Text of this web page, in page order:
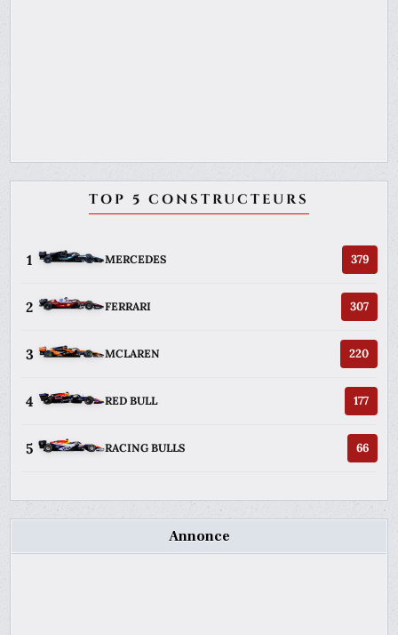
TOP 5 CONSTRUCTEURS
1 MERCEDES 379
2 FERRARI 307
3 MCLAREN 220
4 RED BULL 177
5 RACING BULLS 66
Annonce